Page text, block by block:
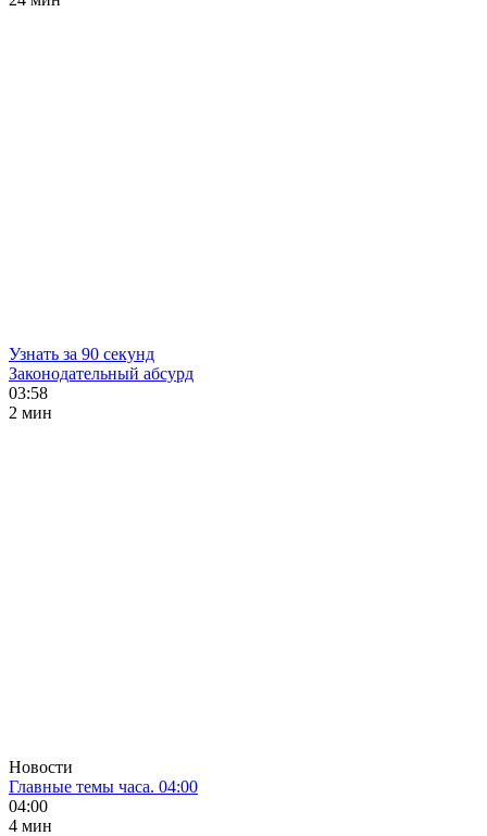
Узнать за 90 секунд
Законодательный абсурд
03:58
2 мин
Новости
Главные темы часа. 04:00
04:00
4 мин